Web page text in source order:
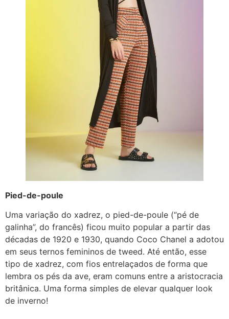
Pied-de-poule
Uma variação do xadrez, o pied-de-poule (“pé de
galinha”, do francês) ficou muito popular a partir das
décadas de 1920 e 1930, quando Coco Chanel a adotou
em seus ternos femininos de tweed. Até então, esse
tipo de xadrez, com fios entrelaçados de forma que
lembra os pés da ave, eram comuns entre a aristocracia
britânica. Uma forma simples de elevar qualquer look
de inverno!